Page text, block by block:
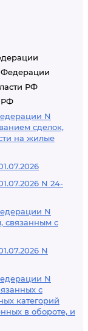
Федерации
РФ
РФ
N
сделок,
на жилые
N 24-
N
связанным с
N
N
с
категорий
в обороте, и